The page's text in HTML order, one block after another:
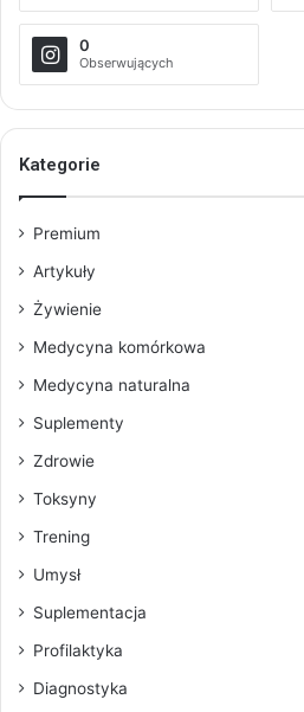
0
Obserwujących
Kategorie
Premium
Artykuły
Żywienie
Medycyna komórkowa
Medycyna naturalna
Suplementy
Zdrowie
Toksyny
Trening
Umysł
Suplementacja
Profilaktyka
Diagnostyka